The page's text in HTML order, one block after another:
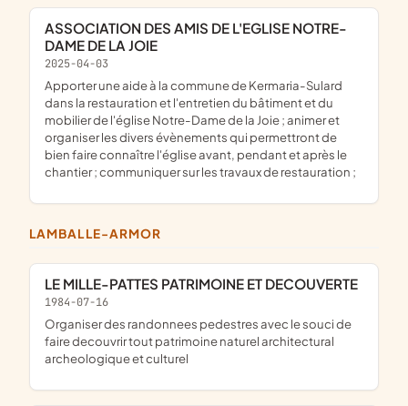
ASSOCIATION DES AMIS DE L'EGLISE NOTRE-
DAME DE LA JOIE
2025-04-03
apporter une aide à la commune de Kermaria-Sulard
dans la restauration et l'entretien du bâtiment et du
mobilier de l'église Notre-Dame de la Joie ; animer et
organiser les divers évènements qui permettront de
bien faire connaître l'église avant, pendant et après le
chantier ; communiquer sur les travaux de restauration ;
LAMBALLE-ARMOR
LE MILLE-PATTES PATRIMOINE ET DECOUVERTE
1984-07-16
organiser des randonnees pedestres avec le souci de
faire decouvrir tout patrimoine naturel architectural
archeologique et culturel